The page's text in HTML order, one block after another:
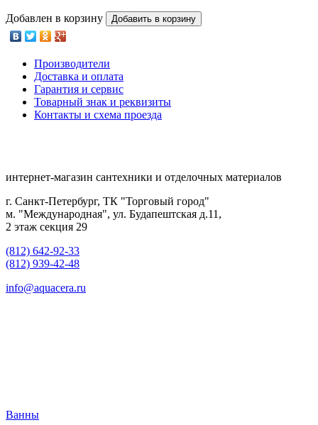
Добавлен в корзину Добавить в корзину
Производители
Доставка и оплата
Гарантия и сервис
Товарный знак и реквизиты
Контакты и схема проезда
интернет-магазин сантехники и отделочных материалов
г. Санкт-Петербург, ТК "Торговый город"
м. "Международная", ул. Будапештская д.11,
2 этаж секция 29
(812) 642-92-33
(812) 939-42-48
info@aquacera.ru
Ванны